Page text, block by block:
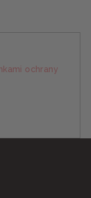
ochrany